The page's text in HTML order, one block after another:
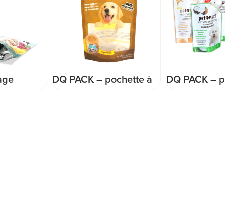
DQ PACK – pochette à
DQ PACK – pochette de